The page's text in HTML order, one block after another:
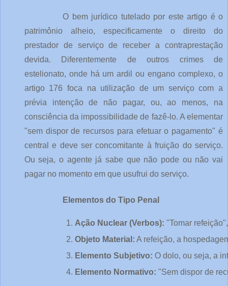
O bem jurídico tutelado por este artigo é o
patrimônio alheio, especificamente o direito do
prestador de serviço de receber a contraprestação
devida. Diferentemente de outros crimes de
estelionato, onde há um ardil ou engano complexo, o
artigo 176 foca na utilização de um serviço com a
prévia intenção de não pagar, ou, ao menos, na
consciência da impossibilidade de fazê-lo. A elementar
"sem dispor de recursos para efetuar o pagamento" é
central e deve ser concomitante à fruição do serviço.
Ou seja, o agente já sabe que não pode ou não vai
pagar no momento em que usufrui do serviço.
Elementos do Tipo Penal
Ação Nuclear (Verbos): "Tomar
Objeto Material: A refeição, a
Elemento Subjetivo: O dolo, ou seja, a
Elemento Normativo: "Sem dispor de